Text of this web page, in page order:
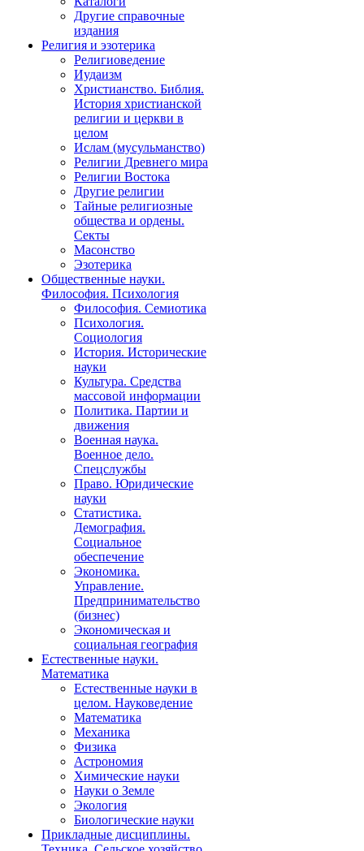
Другие справочные
издания
Религия и эзотерика
Религиоведение
Иудаизм
Христианство. Библия.
История христианской
религии и церкви в
целом
Ислам (мусульманство)
Религии Древнего мира
Религии Востока
Другие религии
Тайные религиозные
общества и ордены.
Секты
Масонство
Эзотерика
Общественные науки.
Философия. Психология
Философия. Семиотика
Психология.
Социология
История. Исторические
науки
Культура. Средства
массовой информации
Политика. Партии и
движения
Военная наука.
Военное дело.
Спецслужбы
Право. Юридические
науки
Статистика.
Демография.
Социальное
обеспечение
Экономика.
Управление.
Предпринимательство
(бизнес)
Экономическая и
социальная география
Естественные науки.
Математика
Естественные науки в
целом. Науковедение
Математика
Механика
Физика
Астрономия
Химические науки
Науки о Земле
Экология
Биологические науки
Прикладные дисциплины.